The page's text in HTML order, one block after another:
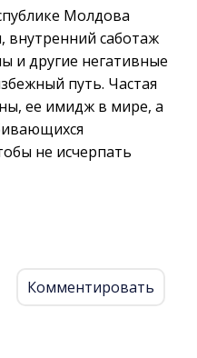
Молдова
внутренний саботаж
и другие негативные
путь. Частая
ее имидж в мире, а
не исчерпать
Комментировать